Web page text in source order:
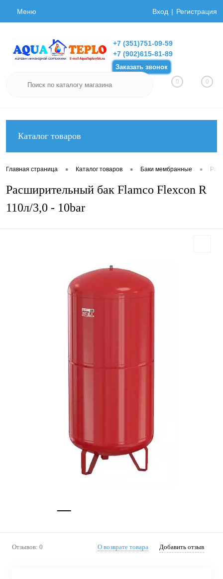
Меню Вход Регистрация
+7 (351)751-09-59
+7 (902)615-81-89
Заказать звонок
0 0
Каталог товаров
Главная страница • Каталог товаров • Баки мембранные •
Расширительный бак Flamco Flexcon R
110л/3,0 - 10bar
Отзывов: 0 О возврате товара Добавить отзыв